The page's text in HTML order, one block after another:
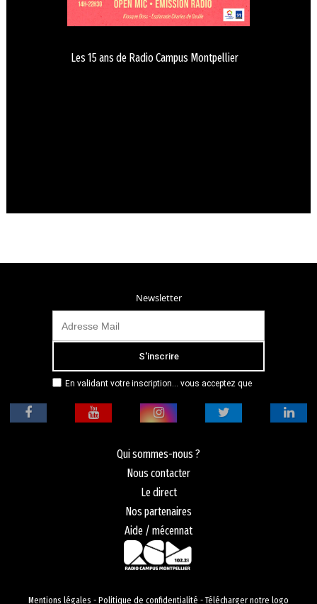
Les 15 ans de Radio Campus Montpellier
Newsletter
En validant votre inscription... vous acceptez que
adresse email dans le but de vous envoyer
mensuellement sa lettre d’informations. Pour plus
politique de confidentialité.
Qui sommes-nous ?
Nous contacter
Le direct
Nos partenaires
Aide / mécennat
Mentions légales - Politique de confidentialité -Télécharger notre logo